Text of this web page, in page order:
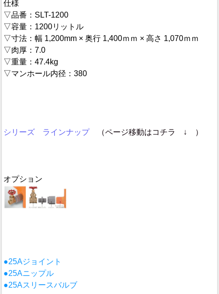
仕様
▽品番：SLT-1200
▽容量：1200リットル
▽寸法：幅 1,200mm × 奥行 1,400ｍｍ × 高さ 1,070ｍｍ
▽肉厚：7.0
▽重量：47.4kg
▽マンホール内径：380
シリーズ ラインナップ （ページ移動はコチラ ↓ ）
オプション
●25Aジョイント
●25Aニップル
●25Aスリースバルブ